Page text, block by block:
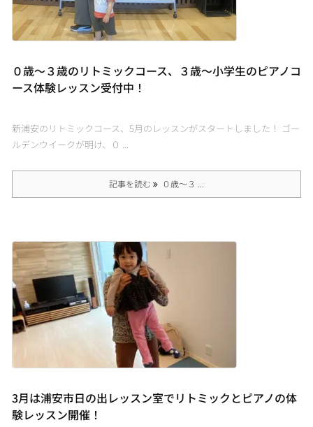
０歳〜３歳のリトミックコース、３歳〜小学生のピアノコ
ース体験レッスン受付中！
新浦安のリトミックコース、5月のレッスンがスタートしました！ ゴー
ルデンウイークが明け、０ ...
記事を読む ０歳〜３ ...
3月は浦安市日の出レッスン室でリトミックとピアノの体
験レッスン開催！